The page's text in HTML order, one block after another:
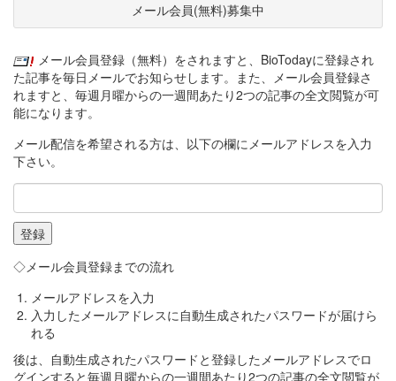
メール会員(無料)募集中
メール会員登録（無料）をされますと、BioTodayに登録され
た記事を毎日メールでお知らせします。また、メール会員登録さ
れますと、毎週月曜からの一週間あたり2つの記事の全文閲覧が可
能になります。
メール配信を希望される方は、以下の欄にメールアドレスを入力
下さい。
◇メール会員登録までの流れ
メールアドレスを入力
入力したメールアドレスに自動生成されたパスワードが届けら
れる
後は、自動生成されたパスワードと登録したメールアドレスでロ
グインすると毎週月曜からの一週間あたり2つの記事の全文閲覧が